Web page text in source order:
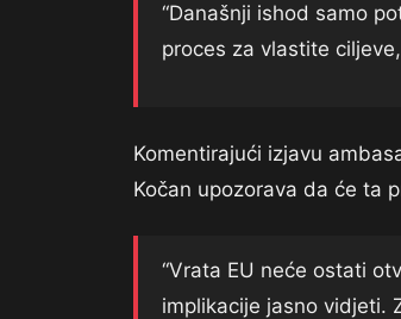
“Današnji ishod samo
proces za vlastite
Komentirajući izjavu
Kočan upozorava da će ta
“Vrata EU neće ostati
implikacije jasno vidjeti.